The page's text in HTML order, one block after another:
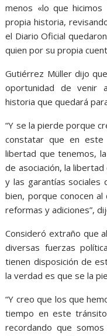
menos «lo que
propia historia,
el Diario Oficial
quien por su propia
Gutiérrez Müller dijo
oportunidad de venir
historia que quedará
“Y se la pierde porque
constatar que en este
libertad que tenemos,
de asociación, la
y las garantías sociales
bien, porque conocen
reformas y adiciones”,
Consideró extraño que
diversas fuerzas
tienen disposición de
la verdad es que se la
“Y creo que los que
tiempo en este
recordando que